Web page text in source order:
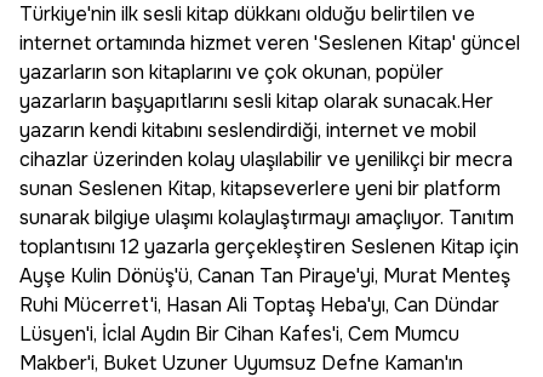
Türkiye'nin ilk sesli kitap dükkanı olduğu belirtilen ve
internet ortamında hizmet veren 'Seslenen Kitap' güncel
yazarların son kitaplarını ve çok okunan, popüler
yazarların başyapıtlarını sesli kitap olarak sunacak.Her
yazarın kendi kitabını seslendirdiği, internet ve mobil
cihazlar üzerinden kolay ulaşılabilir ve yenilikçi bir mecra
sunan Seslenen Kitap, kitapseverlere yeni bir platform
sunarak bilgiye ulaşımı kolaylaştırmayı amaçlıyor. Tanıtım
toplantısını 12 yazarla gerçekleştiren Seslenen Kitap için
Ayşe Kulin Dönüş'ü, Canan Tan Piraye'yi, Murat Menteş
Ruhi Mücerret'i, Hasan Ali Toptaş Heba'yı, Can Dündar
Lüsyen'i, İclal Aydın Bir Cihan Kafes'i, Cem Mumcu
Makber'i, Buket Uzuner Uyumsuz Defne Kaman'ın